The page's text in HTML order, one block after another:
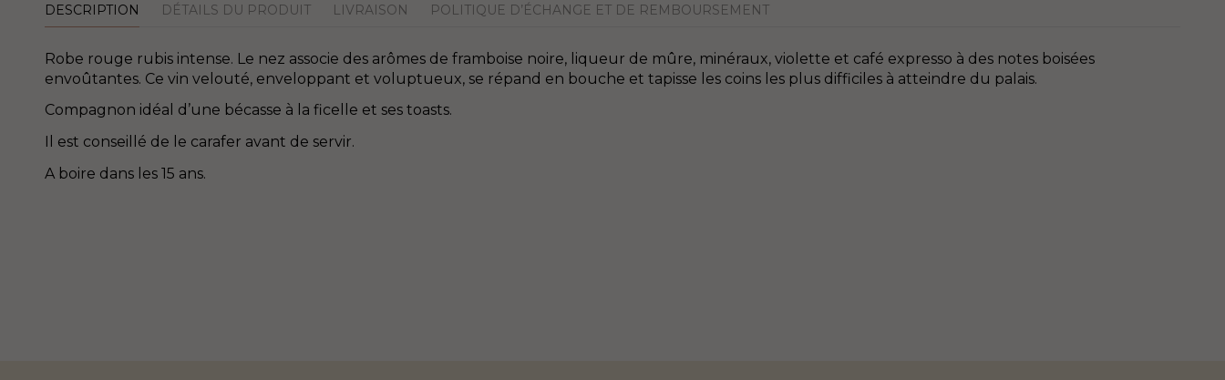
DESCRIPTION DÉTAILS DU PRODUIT LIVRAISON POLITIQUE D’ÉCHANGE ET DE REMBOURSEMENT
Robe rouge rubis intense. Le nez associe des arômes de framboise noire, liqueur de mûre, minéraux, violette et café expresso à des notes boisées
envoûtantes. Ce vin velouté, enveloppant et voluptueux, se répand en bouche et tapisse les coins les plus difficiles à atteindre du palais.
Compagnon idéal d’une bécasse à la ficelle et ses toasts.
Il est conseillé de le carafer avant de servir.
A boire dans les 15 ans.